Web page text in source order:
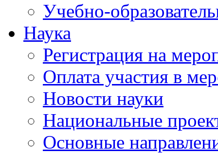
Учебно-
Наука
Регистрация на
Оплата участия в
Новости науки
Национальные
Основные